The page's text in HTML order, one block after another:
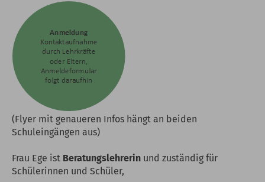
(Flyer mit genaueren Infos hängt an beiden
Schuleingängen aus)
Frau Ege ist Beratungslehrerin und zuständig für
Schülerinnen und Schüler,